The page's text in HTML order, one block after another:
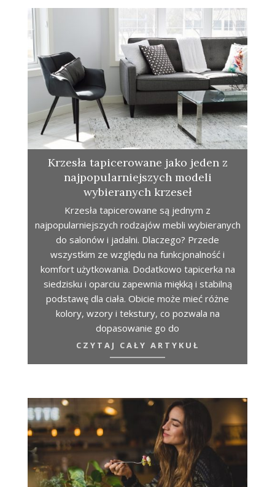
Krzesła tapicerowane jako jeden z
najpopularniejszych modeli
wybieranych krzeseł
Krzesła tapicerowane są jednym z
najpopularniejszych rodzajów mebli wybieranych
do salonów i jadalni. Dlaczego? Przede
wszystkim ze względu na funkcjonalność i
komfort użytkowania. Dodatkowo tapicerka na
siedzisku i oparciu zapewnia miękką i stabilną
podstawę dla ciała. Obicie może mieć różne
kolory, wzory i tekstury, co pozwala na
dopasowanie go do
CZYTAJ CAŁY ARTYKUŁ